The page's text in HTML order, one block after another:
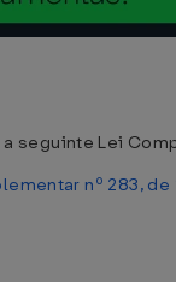
seguinte Lei
nº 283,